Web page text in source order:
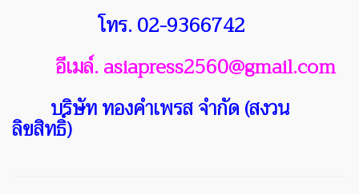
โทร. 02-9366742
อีเมล์. asiapress2560@gmail.com
บริษัท ทองคำเพรส จำกัด (สงวน
ลิขสิทธิ์)